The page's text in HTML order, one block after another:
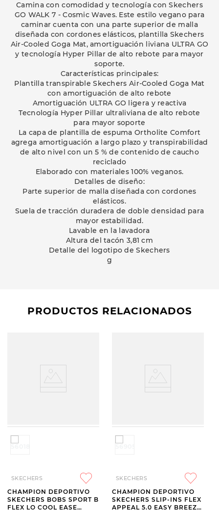
Camina con comodidad y tecnología con Skechers
GO WALK 7 - Cosmic Waves. Este estilo vegano para
caminar cuenta con una parte superior de malla
diseñada con cordones elásticos, plantilla Skechers
Air-Cooled Goga Mat, amortiguación liviana ULTRA GO
y tecnología Hyper Pillar de alto rebote para mayor
soporte.
Características principales:
Plantilla transpirable Skechers Air-Cooled Goga Mat
con amortiguación de alto rebote
Amortiguación ULTRA GO ligera y reactiva
Tecnología Hyper Pillar ultraliviana de alto rebote
para mayor soporte
La capa de plantilla de espuma Ortholite Comfort
agrega amortiguación a largo plazo y transpirabilidad
de alto nivel con un 5 % de contenido de caucho
reciclado
Elaborado con materiales 100% veganos.
Detalles de diseño:
Parte superior de malla diseñada con cordones
elásticos.
Suela de tracción duradera de doble densidad para
mayor estabilidad.
Lavable en la lavadora
Altura del tacón 3,81 cm
Detalle del logotipo de Skechers
g
PRODUCTOS RELACIONADOS
SKECHERS
CHAMPION DEPORTIVO
SKECHERS BOBS SPORT B
FLEX LO COOL EASE
SKECHERS
CHAMPION DEPORTIVO
SKECHERS SLIP-INS FLEX
APPEAL 5.0 EASY BREEZY